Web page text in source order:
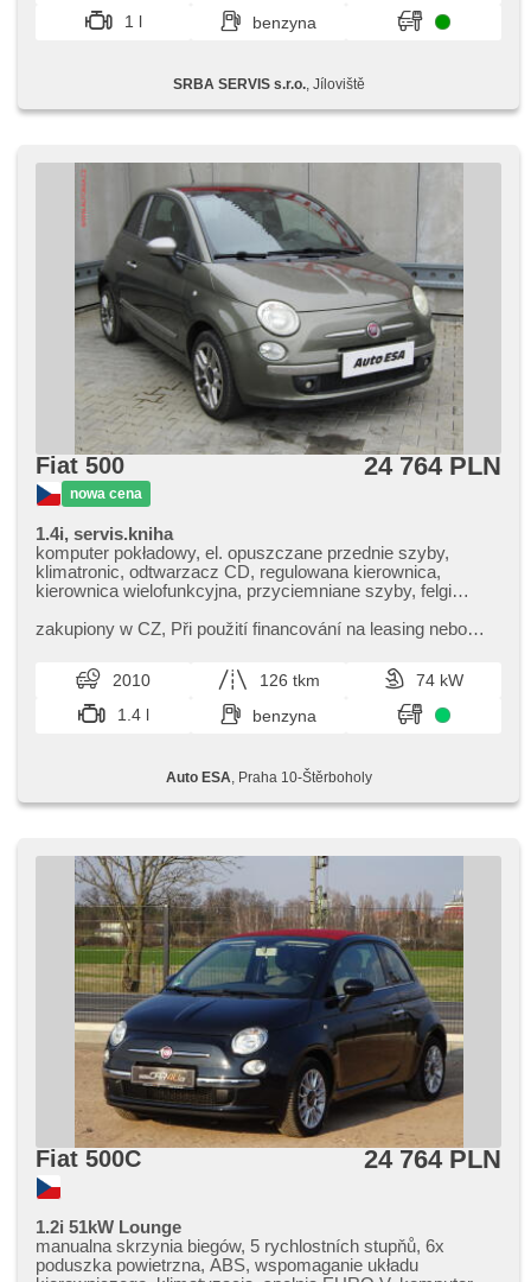
asistent jízdy v jízdním pruhu, digitální příjem rádia (DAB),
elektronická ruční brzda, vyhřívané trysky ostřikovačů
1 l
benzyna
SRBA SERVIS s.r.o., Jíloviště
Fiat 500
nowa cena
24 764 PLN
1.4i, servis.kniha
komputer pokładowy, el. opuszczane przednie szyby,
klimatronic, odtwarzacz CD, regulowana kierownica,
kierownica wielofunkcyjna, przyciemniane szyby, felgi
podgrzewane lusterka, wspomaganie układu kierowniczego,
panoramiczny, ABS, przeciwpoślizgowy system kół (ASR),
alarm, immobilizer, 4x poduszka powietrzna
zakupiony w CZ,​ Při použití financování na leasing nebo
svátků) 9.00​-22.00 ...
2010 126 tkm
74 kW
1.4 l
benzyna
Auto ESA , Praha 10-Štěrboholy
Fiat 500C 24 764 PLN
1.2i 51kW Lounge
manualna skrzynia biegów, 5 rychlostních stupňů, 6x
poduszka powietrzna, ABS, wspomaganie układu